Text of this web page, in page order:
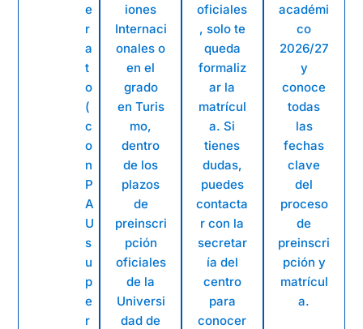
e
r
a
t
o
(
c
o
n
P
A
U
s
u
p
e
r
iones
Internaci
onales o
en el
grado
en Turis
mo,
dentro
de los
plazos
de
preinscri
pción
oficiales
de la
Universi
dad de
oficiales
, solo te
queda
formaliz
ar la
matrícul
a. Si
tienes
dudas,
puedes
contacta
r con la
secretar
ía del
centro
para
conocer
académi
co
2026/27
y
conoce
todas
las
fechas
clave
del
proceso
de
preinscri
pción y
matrícul
a.